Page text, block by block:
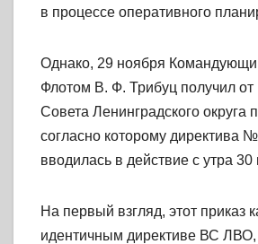
в процессе оперативного
Однако, 29 ноября
Флотом В. Ф. Трибуц получил от
Совета Ленинградского округа
согласно которому директива
вводилась в действие с утра 30
На первый взгляд, этот приказ
идентичным директиве ВС ЛВО,